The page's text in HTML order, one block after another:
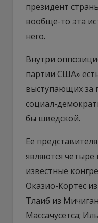
президент
вообще-то эта
него.
Внутри
партии США»
выступающих за
социал-
бы шведской.
Ее
являются
известные
Оказио-Кортес
Тлаиб из
Массачусетса;